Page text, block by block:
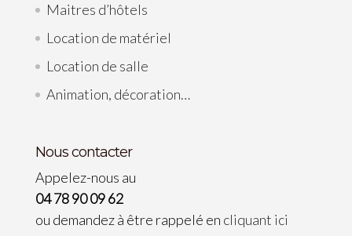
Maitres d’hôtels
Location de matériel
Location de salle
Animation, décoration…
Nous contacter
Appelez-nous au
04 78 90 09 62
ou demandez à être rappelé en cliquant ici